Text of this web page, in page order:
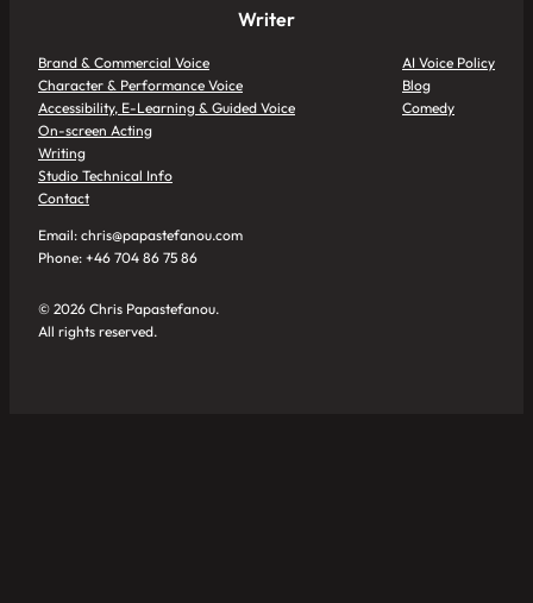
Writer
Brand & Commercial Voice
Character & Performance Voice
Accessibility, E-Learning & Guided Voice
On-screen Acting
Writing
Studio Technical Info
Contact
AI Voice Policy
Blog
Comedy
Email: chris@papastefanou.com
Phone: +46 704 86 75 86
© 2026 Chris Papastefanou.
All rights reserved.